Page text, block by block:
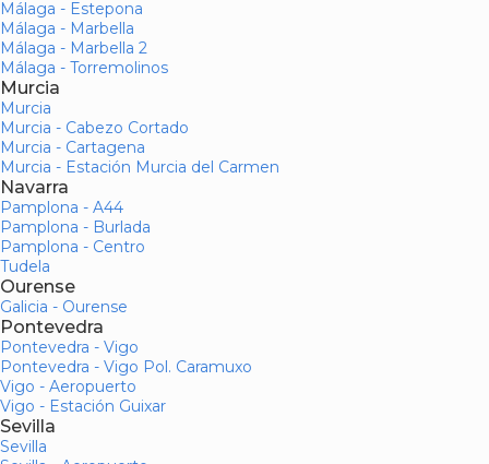
Málaga - Estepona
Málaga - Marbella
Málaga - Marbella 2
Málaga - Torremolinos
Murcia
Murcia
Murcia - Cabezo Cortado
Murcia - Cartagena
Murcia - Estación Murcia del Carmen
Navarra
Pamplona - A44
Pamplona - Burlada
Pamplona - Centro
Tudela
Ourense
Galicia - Ourense
Pontevedra
Pontevedra - Vigo
Pontevedra - Vigo Pol. Caramuxo
Vigo - Aeropuerto
Vigo - Estación Guixar
Sevilla
Sevilla